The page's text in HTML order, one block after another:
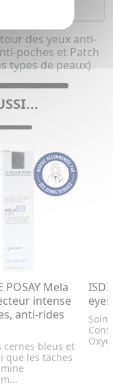
des yeux anti-
poches et Patch
types de peaux)
POSAY Mela
intense
anti-rides
cernes bleus et
que les taches
Soin